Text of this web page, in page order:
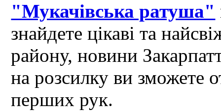
"Мукачівська ратуша"
знайдете цікаві та
району, новини
на розсилку ви зможете
перших рук.